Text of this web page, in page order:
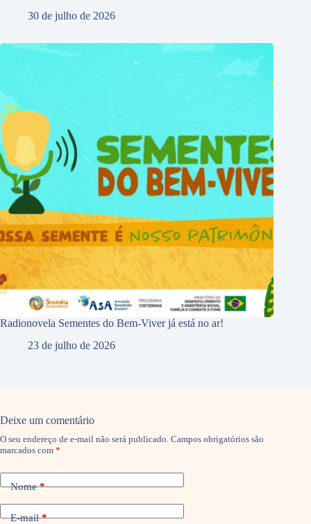
30 de julho de 2026
Radionovela Sementes do Bem-Viver já está no ar!
23 de julho de 2026
Deixe um comentário
O seu endereço de e-mail não será publicado. Campos obrigatórios são
marcados com *
Nome*
E-mail*